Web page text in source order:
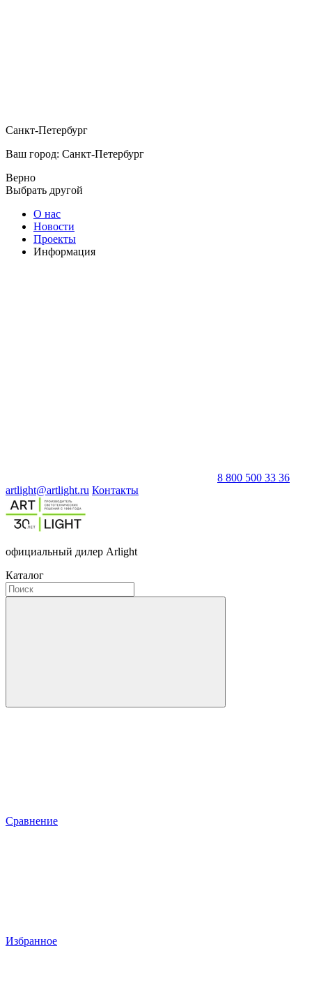
Санкт-Петербург
Ваш город: Санкт-Петербург
Верно
Выбрать другой
О нас
Новости
Проекты
Информация
8 800 500 33 36
artlight@artlight.ru Контакты
официальный дилер Arlight
Каталог
Сравнение
Избранное